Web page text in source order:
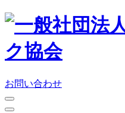
お問い合わせ